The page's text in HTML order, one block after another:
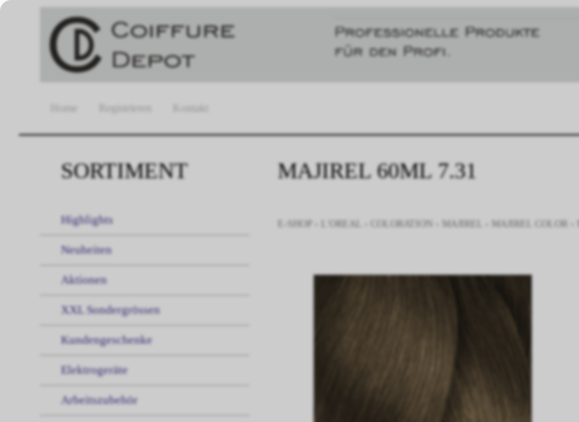
SORTIMENT
Highlights
Neuheiten
Aktionen
XXL Sondergrössen
Kundengeschenke
Elektrogeräte
Arbeitszubehör
MAJIREL 60ML 7.31
E-SHOP L'OREAL COLORATION MAJIREL MAJIREL COLOR